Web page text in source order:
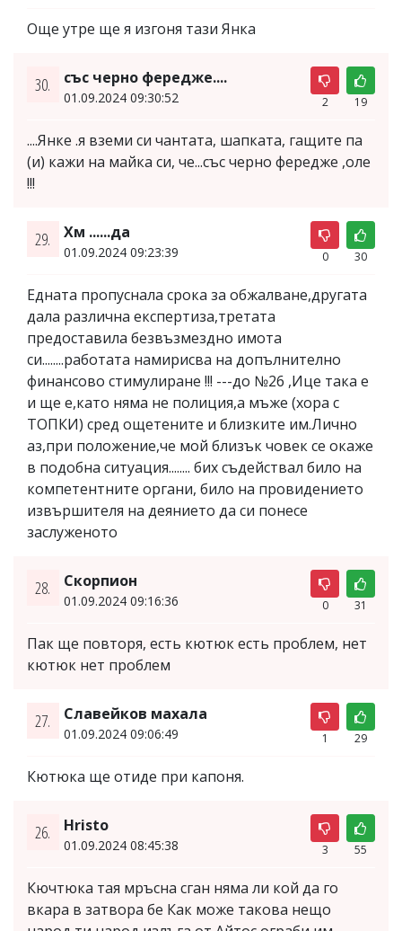
Още утре ще я изгоня тази Янка
30. със черно фередже....
01.09.2024 09:30:52 2 19
....Янке .я вземи си чантата, шапката, гащите па
(и) кажи на майка си, че...със черно фередже ,оле
!!!
29. Хм ......да
01.09.2024 09:23:39 0 30
Едната пропуснала срока за обжалване,другата
дала различна експертиза,третата
предоставила безвъзмездно имота
си........работата намирисва на допълнително
финансово стимулиране !!! ---до №26 ,Ице така е
и ще е,като няма не полиция,а мъже (хора с
ТОПКИ) сред ощетените и близките им.Лично
аз,при положение,че мой близък човек се окаже
в подобна ситуация........ бих съдействал било на
компетентните органи, било на провидението
извършителя на деянието да си понесе
заслуженото
28. Скорпион
01.09.2024 09:16:36 0 31
Пак ще повторя, есть кютюк есть проблем, нет
кютюк нет проблем
27. Славейков махала
01.09.2024 09:06:49 1 29
Кютюка ще отиде при капоня.
26. Hristo
01.09.2024 08:45:38 3 55
Кючтюка тая мръсна сган няма ли кой да го
вкара в затвора бе Как може такова нещо